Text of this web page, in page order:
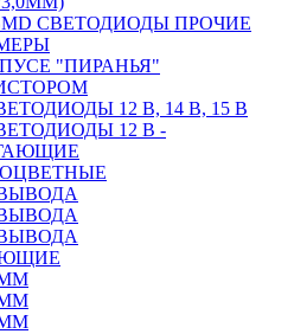
СВЕТОДИОДЫ ПРОЧИЕ
"ПИРАНЬЯ"
12 В, 14 В, 15 В
12 В -
ВЫВОДА
ВЫВОДА
ВЫВОДА
ММ
ММ
ММ